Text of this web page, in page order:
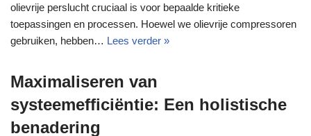
olievrije perslucht cruciaal is voor bepaalde kritieke
toepassingen en processen. Hoewel we olievrije compressoren
gebruiken, hebben… Lees verder »
Maximaliseren van
systeemefficiëntie: Een holistische
benadering